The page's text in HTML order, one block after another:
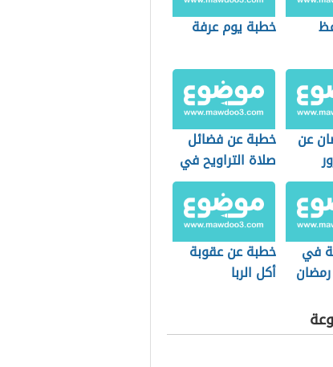
خطبة يوم عرفة
عن
خطبة عن فضائل
صلاة التراويح في
شهر رمضان
في
خطبة عن عقوبة
أكل الربا